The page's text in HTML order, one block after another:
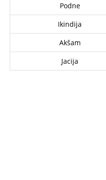
Podne
Ikindija
Akšam
Jacija